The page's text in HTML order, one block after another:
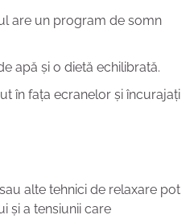
are un program de somn
apă și o dietă echilibrată.
în fața ecranelor și încurajați
alte tehnici de relaxare pot
și a tensiunii care